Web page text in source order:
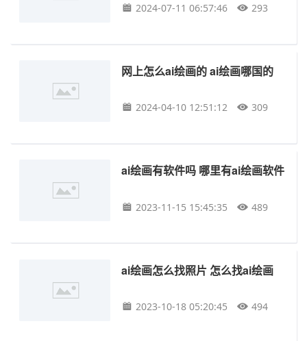
2024-07-11 06:57:46 293
网上怎么ai绘画的 ai绘画哪国的
2024-04-10 12:51:12 309
ai绘画有软件吗 哪里有ai绘画软件
2023-11-15 15:45:35 489
ai绘画怎么找照片 怎么找ai绘画
2023-10-18 05:20:45 494